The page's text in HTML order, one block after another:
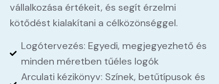
vállalkozása értékeit, és segít érzelmi
kötődést kialakítani a célközönséggel.
Logótervezés: Egyedi, megjegyezhető és
minden méretben tűéles logók
Arculati kézikönyv: Színek, betűtípusok és